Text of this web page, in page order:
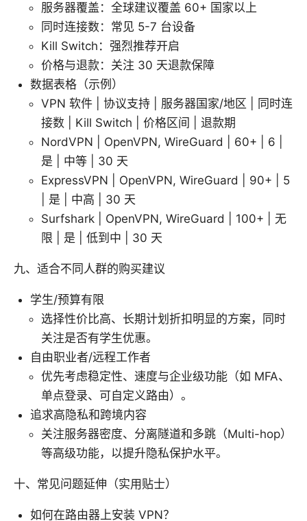
服务器覆盖：全球建议覆盖 60+ 国家以上
同时连接数：常见 5-7 台设备
Kill Switch：强烈推荐开启
价格与退款：关注 30 天退款保障
数据表格（示例）
VPN 软件 | 协议支持 | 服务器国家/地区 | 同时连
接数 | Kill Switch | 价格区间 | 退款期
NordVPN | OpenVPN, WireGuard | 60+ | 6 |
是 | 中等 | 30 天
ExpressVPN | OpenVPN, WireGuard | 90+ | 5
| 是 | 中高 | 30 天
Surfshark | OpenVPN, WireGuard | 100+ | 无
限 | 是 | 低到中 | 30 天
九、适合不同人群的购买建议
学生/预算有限
选择性价比高、长期计划折扣明显的方案，同时
关注是否有学生优惠。
自由职业者/远程工作者
优先考虑稳定性、速度与企业级功能（如 MFA、
单点登录、可自定义路由）。
追求高隐私和跨境内容
关注服务器密度、分离隧道和多跳（Multi-hop）
等高级功能，以提升隐私保护水平。
十、常见问题延伸（实用贴士）
如何在路由器上安装 VPN？